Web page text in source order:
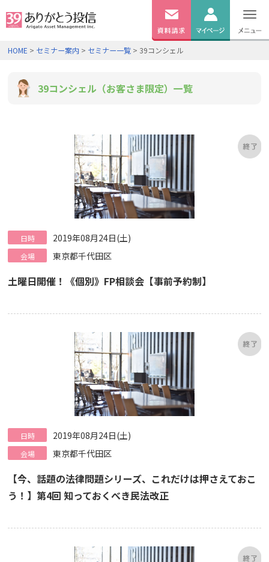
無料資料
HOME > セミナー案内 > セミナー一覧 > 39コンシェル
39コンシェル（お客さま限定）一覧
日時 2019年08月24日(土)
会場 東京都千代田区
土曜日開催！《個別》FP相談会【事前予約制】
日時 2019年08月24日(土)
会場 東京都千代田区
【今、話題の法律問題シリーズ、これだけは押さえておこ
う！】第4回 知っておくべき民法改正